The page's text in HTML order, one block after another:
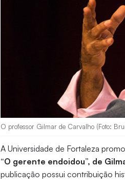
O professor Gilmar de Carvalho (Foto:
A Universidade de Fortaleza
“O gerente endoidou”, de
publicação possui contribuição